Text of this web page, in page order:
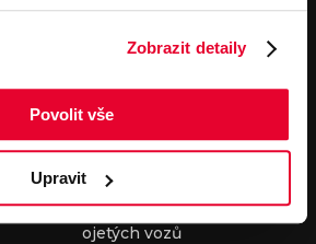
Zobrazit detaily
Povolit vše
Upravit
Cookies
Všeobecné obchodní
podmínky pro online
vozidel
Všeobecné obchodní
podmínky pro provádění
servisních prací
Všeobecné obchodní
podmínky při nákupu
ojetých vozů